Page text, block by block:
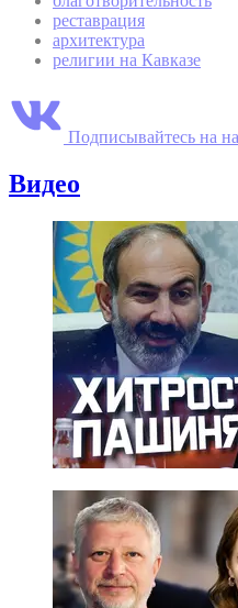
реставрация
архитектура
религии на Кавказе
Подписывайтесь на
Видео